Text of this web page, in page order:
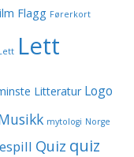
Flagg Førerkort
Lett
Litteratur Logo
mytologi Norge
Quiz quiz